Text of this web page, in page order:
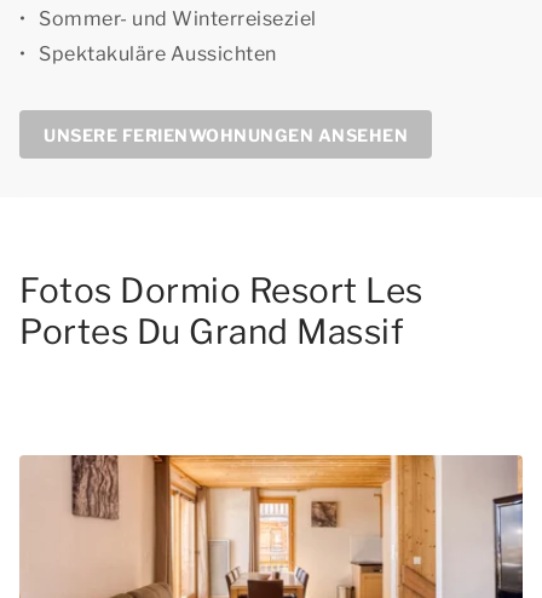
Sommer- und Winterreiseziel
Spektakuläre Aussichten
UNSERE FERIENWOHNUNGEN ANSEHEN
Fotos Dormio Resort Les
Portes Du Grand Massif